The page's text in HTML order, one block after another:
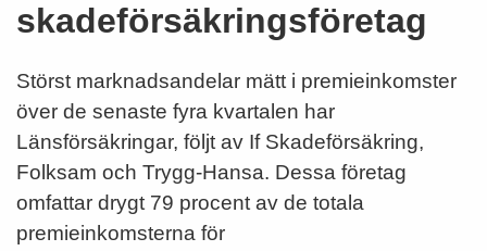
skadeförsäkringsföretag
Störst marknadsandelar mätt i premieinkomster
över de senaste fyra kvartalen har
Länsförsäkringar, följt av If Skadeförsäkring,
Folksam och Trygg-Hansa. Dessa företag
omfattar drygt 79 procent av de totala
premieinkomsterna för